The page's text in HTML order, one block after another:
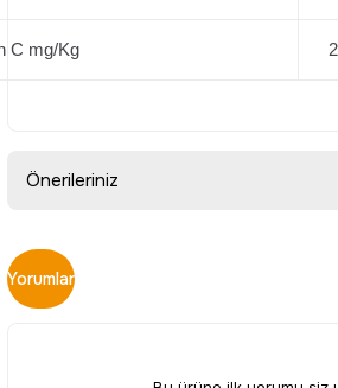
C mg/Kg
Önerileriniz
Bu ürünün fiyat bilgisi, resim, ürün
konularda yetersiz gördüğünüz noktaları
kullanarak tarafımıza iletebilirsiniz.
Ürün resmi kalitesiz, bozuk veya
Yorumlar